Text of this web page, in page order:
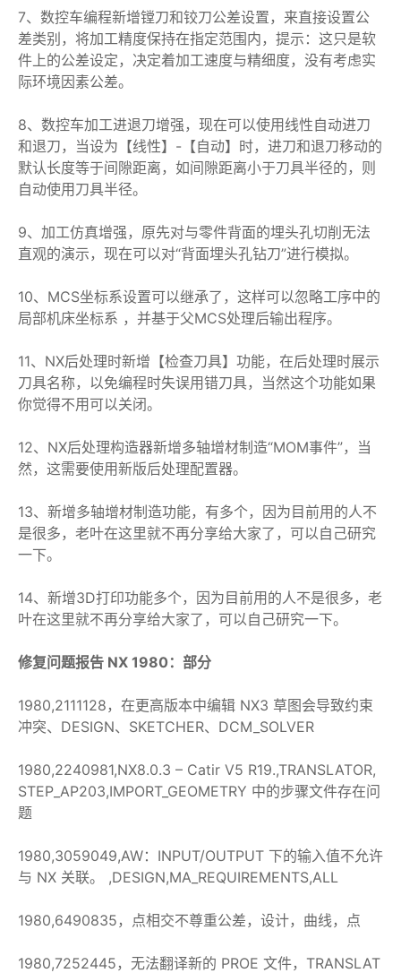
7、数控车编程新增镗刀和铰刀公差设置，来直接设置公
差类别，将加工精度保持在指定范围内，提示：这只是软
件上的公差设定，决定着加工速度与精细度，没有考虑实
际环境因素公差。
8、数控车加工进退刀增强，现在可以使用线性自动进刀
和退刀，当设为【线性】-【自动】时，进刀和退刀移动的
默认长度等于间隙距离，如间隙距离小于刀具半径的，则
自动使用刀具半径。
9、加工仿真增强，原先对与零件背面的埋头孔切削无法
直观的演示，现在可以对“背面埋头孔钻刀”进行模拟。
10、MCS坐标系设置可以继承了，这样可以忽略工序中的
局部机床坐标系 ，并基于父MCS处理后输出程序。
11、NX后处理时新增【检查刀具】功能，在后处理时展示
刀具名称，以免编程时失误用错刀具，当然这个功能如果
你觉得不用可以关闭。
12、NX后处理构造器新增多轴增材制造“MOM事件”，当
然，这需要使用新版后处理配置器。
13、新增多轴增材制造功能，有多个，因为目前用的人不
是很多，老叶在这里就不再分享给大家了，可以自己研究
一下。
14、新增3D打印功能多个，因为目前用的人不是很多，老
叶在这里就不再分享给大家了，可以自己研究一下。
修复问题报告 NX 1980：部分
1980,2111128，在更高版本中编辑 NX3 草图会导致约束
冲突、DESIGN、SKETCHER、DCM_SOLVER
1980,2240981,NX8.0.3 – Catir V5 R19.,TRANSLATOR,
STEP_AP203,IMPORT_GEOMETRY 中的步骤文件存在问
题
1980,3059049,AW：INPUT/OUTPUT 下的输入值不允许
与 NX 关联。 ,DESIGN,MA_REQUIREMENTS,ALL
1980,6490835，点相交不尊重公差，设计，曲线，点
1980,7252445，无法翻译新的 PROE 文件，TRANSLAT